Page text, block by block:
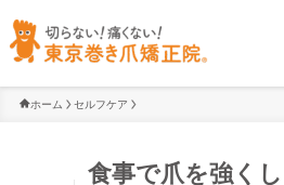
ホーム セルフケア
食事で爪を強く